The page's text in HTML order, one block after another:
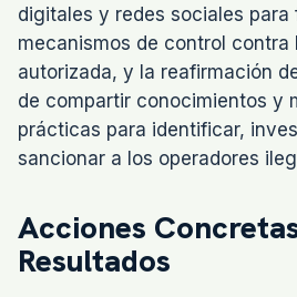
digitales y redes sociales para
mecanismos de control contra
autorizada, y la reafirmación
de compartir conocimientos y
prácticas para identificar,
sancionar a los operadores
Acciones
Resultados